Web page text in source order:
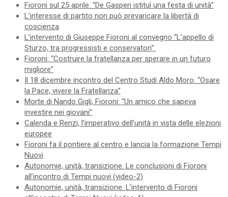
Fioroni sul 25 aprile: “De Gasperi istituì una festa di unità”
L’interesse di partito non può prevaricare la libertà di
coscienza
L’intervento di Giuseppe Fioroni al convegno “L’appello di
Sturzo, tra progressisti e conservatori”.
Fioroni: “Costruire la fratellanza per sperare in un futuro
migliore”
Il 18 dicembre incontro del Centro Studi Aldo Moro: “Osare
la Pace, vivere la Fratellanza”
Morte di Nando Gigli, Fioroni: “Un amico che sapeva
investire nei giovani”
Calenda e Renzi, l’imperativo dell’unità in vista delle elezioni
europee
Fioroni fa il pontiere al centro e lancia la formazione Tempi
Nuovi
Autonomie, unità, transizione. Le conclusioni di Fioroni
all’incontro di Tempi nuovi (video-2)
Autonomie, unità, transizione. L’intervento di Fioroni